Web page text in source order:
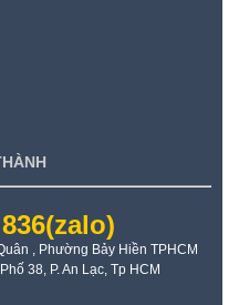
(zalo)
, Phường Bảy Hiền TPHCM
38, P. An Lạc, Tp HCM